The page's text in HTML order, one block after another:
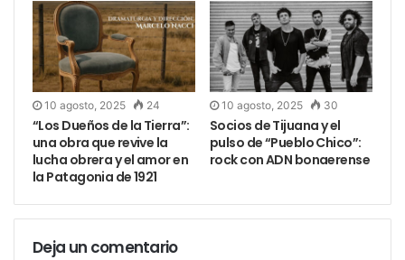
10 agosto, 2025 24
“Los Dueños de la Tierra”:
una obra que revive la
lucha obrera y el amor en
la Patagonia de 1921
10 agosto, 2025 30
Socios de Tijuana y el
pulso de “Pueblo Chico”:
rock con ADN bonaerense
Deja un comentario